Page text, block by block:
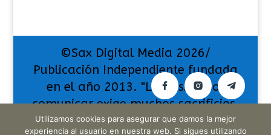
©Sax Digital Media 2026/
Publicación Independiente fundada
en el año 2013. "La pasión por
comunicar exige muchos sacrificios,
pero también da muchas
Utilizamos cookies para asegurar que damos la mejor
experiencia al usuario en nuestra web. Si sigues utilizando